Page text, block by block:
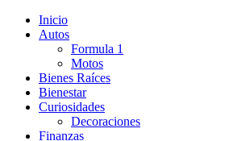
Inicio
Autos
Formula 1
Motos
Bienes Raíces
Bienestar
Curiosidades
Decoraciones
Finanzas